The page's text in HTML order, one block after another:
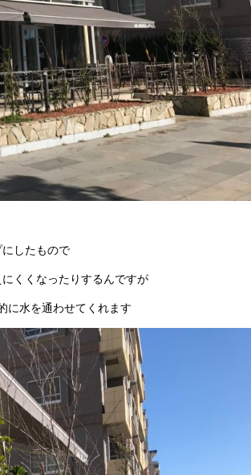
したもので
くくなったりするんですが
に水を通わせてくれます